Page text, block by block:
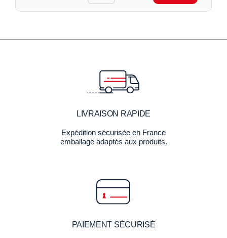
LIVRAISON RAPIDE
Expédition sécurisée en France
emballage adaptés aux produits.
PAIEMENT SÉCURISÉ